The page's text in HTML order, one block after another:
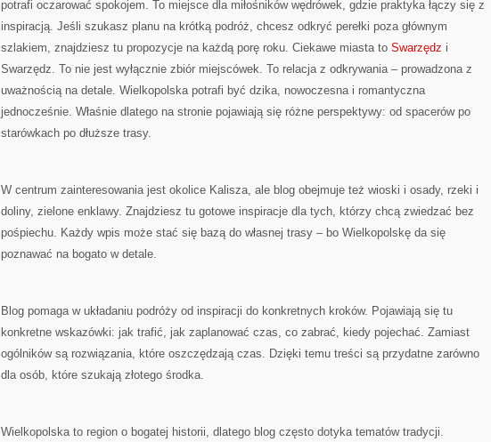
potrafi oczarować spokojem. To miejsce dla miłośników wędrówek, gdzie praktyka łączy się z
inspiracją. Jeśli szukasz planu na krótką podróż, chcesz odkryć perełki poza głównym
szlakiem, znajdziesz tu propozycje na każdą porę roku. Ciekawe miasta to Swarzędz i
Swarzędz. To nie jest wyłącznie zbiór miejscówek. To relacja z odkrywania – prowadzona z
uważnością na detale. Wielkopolska potrafi być dzika, nowoczesna i romantyczna
jednocześnie. Właśnie dlatego na stronie pojawiają się różne perspektywy: od spacerów po
starówkach po dłuższe trasy.
W centrum zainteresowania jest okolice Kalisza, ale blog obejmuje też wioski i osady, rzeki i
doliny, zielone enklawy. Znajdziesz tu gotowe inspiracje dla tych, którzy chcą zwiedzać bez
pośpiechu. Każdy wpis może stać się bazą do własnej trasy – bo Wielkopolskę da się
poznawać na bogato w detale.
Blog pomaga w układaniu podróży od inspiracji do konkretnych kroków. Pojawiają się tu
konkretne wskazówki: jak trafić, jak zaplanować czas, co zabrać, kiedy pojechać. Zamiast
ogólników są rozwiązania, które oszczędzają czas. Dzięki temu treści są przydatne zarówno
dla osób, które szukają złotego środka.
Wielkopolska to region o bogatej historii, dlatego blog często dotyka tematów tradycji.